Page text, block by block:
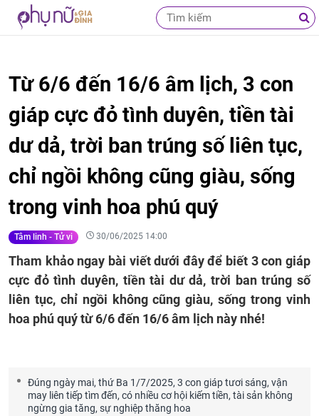
Từ 6/6 đến 16/6 âm lịch, 3 con
giáp cực đỏ tình duyên, tiền tài
dư dả, trời ban trúng số liên tục,
chỉ ngồi không cũng giàu, sống
trong vinh hoa phú quý
Tâm linh - Tử vi 30/06/2025 14:00
Tham khảo ngay bài viết dưới đây để biết 3 con giáp
cực đỏ tình duyên, tiền tài dư dả, trời ban trúng số
liên tục, chỉ ngồi không cũng giàu, sống trong vinh
hoa phú quý từ 6/6 đến 16/6 âm lịch này nhé!
Đúng ngày mai, thứ Ba 1/7/2025, 3 con giáp tươi sáng, vận
may liên tiếp tìm đến, có nhiều cơ hội kiếm tiền, tài sản không
ngừng gia tăng, sự nghiệp thăng hoa